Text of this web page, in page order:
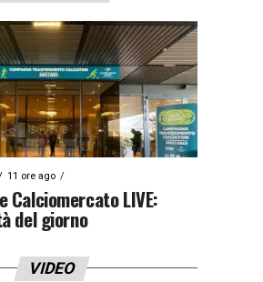
11 ore ago
Calciomercato LIVE:
del giorno
VIDEO